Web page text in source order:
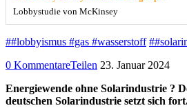
Lobbystudie von McKinsey
##lobbyismus #gas #wasserstoff
0 KommentareTeilen 23. Januar 2024
Energiewende ohne Solarindustrie ?
deutschen Solarindustrie setzt sich